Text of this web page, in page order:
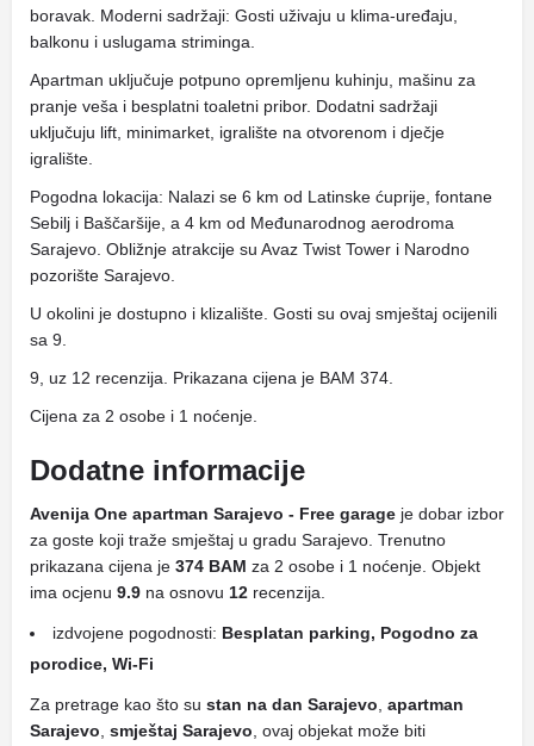
boravak. Moderni sadržaji: Gosti uživaju u klima-uređaju,
balkonu i uslugama striminga.
Apartman uključuje potpuno opremljenu kuhinju, mašinu za
pranje veša i besplatni toaletni pribor. Dodatni sadržaji
uključuju lift, minimarket, igralište na otvorenom i dječje
igralište.
Pogodna lokacija: Nalazi se 6 km od Latinske ćuprije, fontane
Sebilj i Baščaršije, a 4 km od Međunarodnog aerodroma
Sarajevo. Obližnje atrakcije su Avaz Twist Tower i Narodno
pozorište Sarajevo.
U okolini je dostupno i klizalište. Gosti su ovaj smještaj ocijenili
sa 9.
9, uz 12 recenzija. Prikazana cijena je BAM 374.
Cijena za 2 osobe i 1 noćenje.
Dodatne informacije
Avenija One apartman Sarajevo - Free garage je dobar izbor
za goste koji traže smještaj u gradu Sarajevo. Trenutno
prikazana cijena je 374 BAM za 2 osobe i 1 noćenje. Objekt
ima ocjenu 9.9 na osnovu 12 recenzija.
izdvojene pogodnosti: Besplatan parking, Pogodno za
porodice, Wi-Fi
Za pretrage kao što su stan na dan Sarajevo apartman
Sarajevo smještaj Sarajevo , ovaj objekat može biti